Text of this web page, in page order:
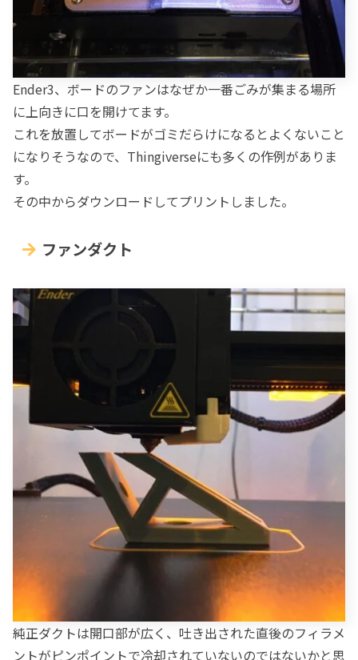
Ender3、ボードのファンはなぜか一番ごみが集まる場所
に上向きに口を開けてます。
これを放置してボードがゴミだらけになるとよくないこと
になりそうなので、Thingiverseにも多くの作例がありま
す。
その中からダウンロードしてプリントしました。
ファンダクト
純正ダクトは開口部が広く、吐き出された直後のフィラメ
ントがピンポイントで冷却されていないのではないかと思